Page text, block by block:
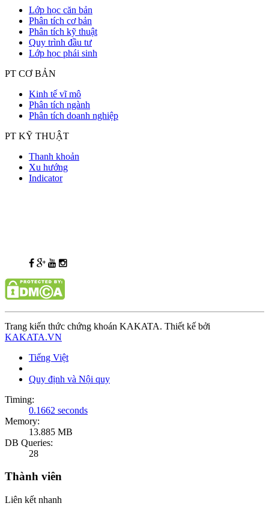
Lớp học căn bản
Phân tích cơ bản
Phân tích kỹ thuật
Quy trình đầu tư
Lớp học phái sinh
PT CƠ BẢN
Kinh tế vĩ mô
Phân tích ngành
Phân tích doanh nghiệp
PT KỸ THUẬT
Thanh khoản
Xu hướng
Indicator
Trang kiến thức chứng khoán KAKATA. Thiết kế bởi
KAKATA.VN
Tiếng Việt
Quy định và Nội quy
Timing:
0.1662 seconds
Memory:
13.885 MB
DB Queries:
28
Thành viên
Liên kết nhanh